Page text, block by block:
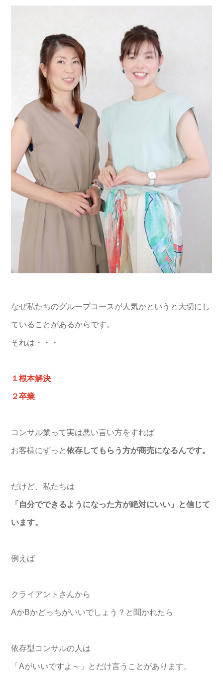
なぜ私たちのグループコースが人気かというと大切にし
ていることがあるからです。
それは・・・
１根本解決
２卒業
コンサル業って実は悪い言い方をすれば
お客様にずっと依存してもらう方が商売になるんです。
だけど、私たちは
「自分でできるようになった方が絶対にいい」と信じて
います。
例えば
クライアントさんから
AかBかどっちがいいでしょう？と聞かれたら
依存型コンサルの人は
「Aがいいですよ～」とだけ言うことがあります。